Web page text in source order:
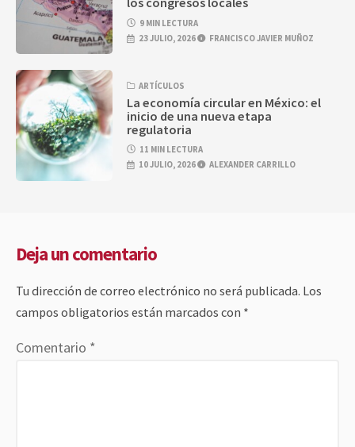
9 MIN LECTURA
23 JULIO, 2026
FRANCISCO JAVIER MUÑOZ
ARTÍCULOS
La economía circular en México: el
inicio de una nueva etapa
regulatoria
11 MIN LECTURA
10 JULIO, 2026
ALEXANDER CARRILLO
Deja un comentario
Tu dirección de correo electrónico no será publicada. Los
campos obligatorios están marcados con *
Comentario *